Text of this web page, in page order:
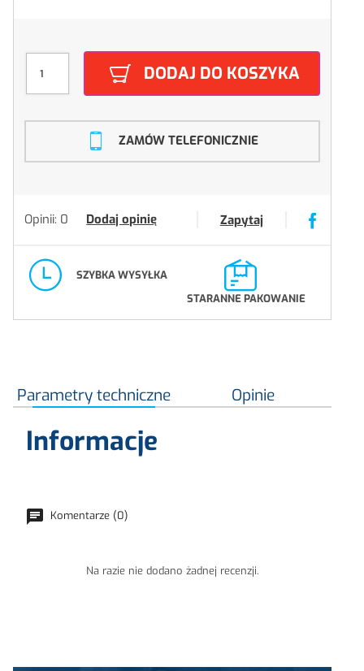
DODAJ DO KOSZYKA
ZAMÓW TELEFONICZNIE
Opinii: 0 Dodaj opinię Zapytaj
SZYBKA WYSYŁKA
STARANNE PAKOWANIE
Parametry techniczne Opinie
Informacje
Komentarze (0)
Na razie nie dodano żadnej recenzji.